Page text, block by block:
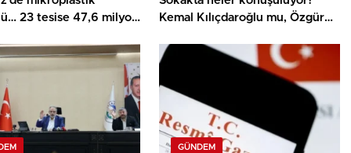
23 tesise 47,6 milyon
Kemal Kılıçdaroğlu mu, Özgür
GÜNDEM